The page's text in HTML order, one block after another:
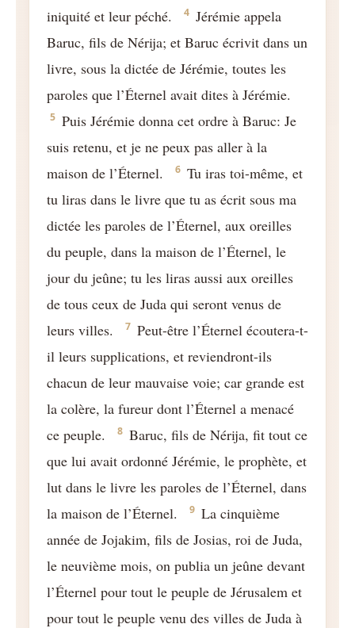
iniquité et leur péché.
4 Jérémie appela
Baruc, fils de Nérija; et Baruc écrivit dans un
livre, sous la dictée de Jérémie, toutes les
paroles que l’Éternel avait dites à Jérémie.
5 Puis Jérémie donna cet ordre à Baruc: Je
suis retenu, et je ne peux pas aller à la
maison de l’Éternel.
6 Tu iras toi-même, et
tu liras dans le livre que tu as écrit sous ma
dictée les paroles de l’Éternel, aux oreilles
du peuple, dans la maison de l’Éternel, le
jour du jeûne; tu les liras aussi aux oreilles
de tous ceux de Juda qui seront venus de
leurs villes.
7 Peut-être l’Éternel écoutera-t-
il leurs supplications, et reviendront-ils
chacun de leur mauvaise voie; car grande est
la colère, la fureur dont l’Éternel a menacé
ce peuple.
8 Baruc, fils de Nérija, fit tout ce
que lui avait ordonné Jérémie, le prophète, et
lut dans le livre les paroles de l’Éternel, dans
la maison de l’Éternel.
9 La cinquième
année de Jojakim, fils de Josias, roi de Juda,
le neuvième mois, on publia un jeûne devant
l’Éternel pour tout le peuple de Jérusalem et
pour tout le peuple venu des villes de Juda à